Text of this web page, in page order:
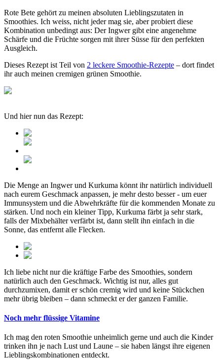
Rote Bete gehört zu meinen absoluten Lieblingszutaten in
Smoothies. Ich weiss, nicht jeder mag sie, aber probiert diese
Kombination unbedingt aus: Der Ingwer gibt eine angenehme
Schärfe und die Früchte sorgen mit ihrer Süsse für den perfekten
Ausgleich.
Dieses Rezept ist Teil von 2 leckere Smoothie-Rezepte – dort findet
ihr auch meinen cremigen grünen Smoothie.
Und hier nun das Rezept:
Die Menge an Ingwer und Kurkuma könnt ihr natürlich individuell
nach eurem Geschmack anpassen, je mehr desto besser - um euer
Immunsystem und die Abwehrkräfte für die kommenden Monate zu
stärken. Und noch ein kleiner Tipp, Kurkuma färbt ja sehr stark,
falls der Mixbehälter verfärbt ist, dann stellt ihn einfach in die
Sonne, das entfernt alle Flecken.
Ich liebe nicht nur die kräftige Farbe des Smoothies, sondern
natürlich auch den Geschmack. Wichtig ist nur, alles gut
durchzumixen, damit er schön cremig wird und keine Stückchen
mehr übrig bleiben – dann schmeckt er der ganzen Familie.
Noch mehr flüssige Vitamine
Ich mag den roten Smoothie unheimlich gerne und auch die Kinder
trinken ihn je nach Lust und Laune – sie haben längst ihre eigenen
Lieblingskombinationen entdeckt.